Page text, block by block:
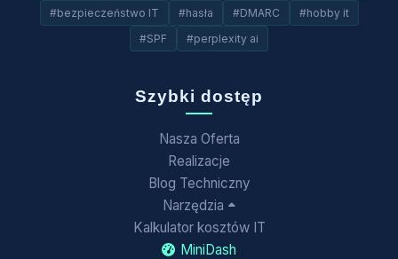
#bezpieczeństwo IT
#hasła #DMARC
#hobby it
#SPF
#perplexity ai
Szybki dostęp
Nasza Oferta
Realizacje
Blog Techniczny
Narzędzia
Kalkulator kosztów IT
MiniDash